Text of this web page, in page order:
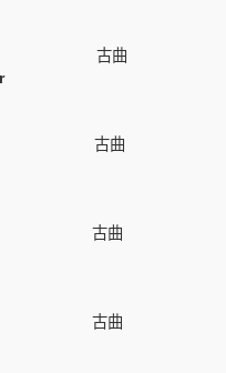
》 古曲
》 古曲
古曲
古曲